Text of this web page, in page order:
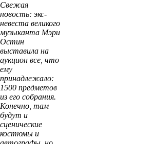
Свежая
новость: экс-
невеста великого
музыканта Мэри
Остин
выставила на
аукцион все, что
ему
принадлежало:
1500 предметов
из его собрания.
Конечно, там
будут и
сценические
костюмы и